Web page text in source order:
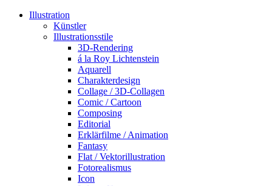
Illustration
Künstler
Illustrationsstile
3D-Rendering
á la Roy Lichtenstein
Aquarell
Charakterdesign
Collage / 3D-Collagen
Comic / Cartoon
Composing
Editorial
Erklärfilme / Animation
Fantasy
Flat / Vektorillustration
Fotorealismus
Icon